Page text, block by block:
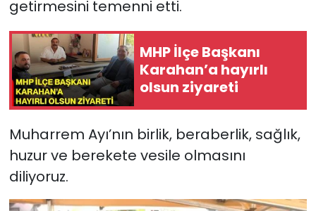
getirmesini temenni etti.
MHP İlçe Başkanı
Karahan’a hayırlı
olsun ziyareti
Muharrem Ayı’nın birlik, beraberlik, sağlık,
huzur ve berekete vesile olmasını
diliyoruz.